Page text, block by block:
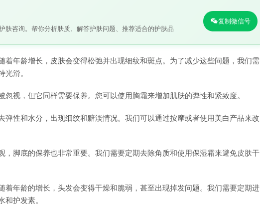
肤咨询。帮你分析肤质、解答护肤问题、推荐适合的护肤品
复制微信号
着年龄增长，皮肤会变得松弛并出现细纹和斑点。为了减少这些问题，我们需
光滑。
视，但它同样需要保养。您可以使用胸霜来增加肌肤的弹性和紧致度。
弹性和水分，出现细纹和黯淡情况。我们可以通过按摩或者使用美白产品来改
，脚底的保养也非常重要。我们需要定期去除角质和使用保湿霜来避免皮肤干
着年龄的增长，头发会变得干燥和脆弱，甚至出现掉发问题。我们需要定期进
和护发素。